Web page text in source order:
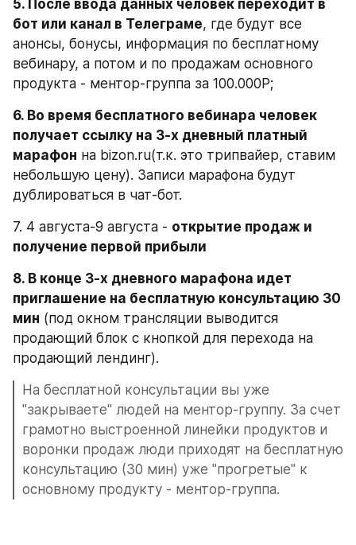
5. После ввода данных человек переходит в
бот или канал в Телеграме, где будут все
анонсы, бонусы, информация по бесплатному
вебинару, а потом и по продажам основного
продукта - ментор-группа за 100.000Р;
6. Во время бесплатного вебинара человек
получает ссылку на 3-х дневный платный
марафон на bizon.ru(т.к. это трипвайер, ставим
небольшую цену). Записи марафона будут
дублироваться в чат-бот.
7. 4 августа-9 августа - открытие продаж и
получение первой прибыли
8. В конце 3-х дневного марафона идет
приглашение на бесплатную консультацию 30
мин (под окном трансляции выводится
продающий блок с кнопкой для перехода на
продающий лендинг).
На бесплатной консультации вы уже
"закрываете" людей на ментор-группу. За счет
грамотно выстроенной линейки продуктов и
воронки продаж люди приходят на бесплатную
консультацию (30 мин) уже "прогретые" к
основному продукту - ментор-группа.